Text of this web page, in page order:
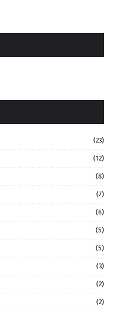
(23)
(12)
(8)
(7)
(6)
(5)
(5)
(3)
(2)
(2)